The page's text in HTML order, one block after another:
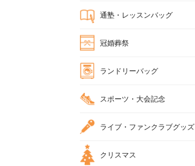
通塾・レッスンバッグ
冠婚葬祭
ランドリーバッグ
スポーツ・大会記念
ライブ・ファンクラブグッズ
クリスマス